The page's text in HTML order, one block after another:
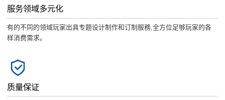
服务领域多元化
有的不同的领域玩家出具专题设计制作和订制服務,全方位足够玩家的各
样消费需求。
质量保证